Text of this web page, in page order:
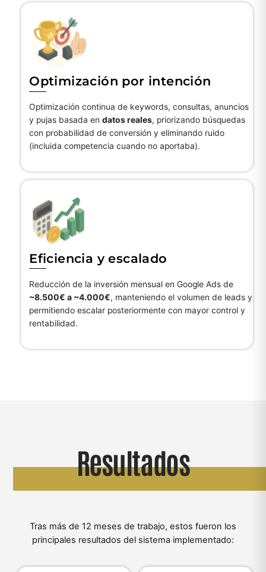
Icon
label
Optimización por intención
Optimización continua de keywords, consultas, anuncios
y pujas basada endatos reales, priorizando búsquedas
con probabilidad de conversión y eliminando ruido
(incluida competencia cuando no aportaba).
Icon
label
Eficiencia y escalado
Reducción de la inversión mensual en Google Ads de
~8.500€ a ~4.000€, manteniendo el volumen de leads y
permitiendo escalar posteriormente con mayor control y
rentabilidad.
Resultados
Tras más de 12 meses de trabajo, estos fueron los
principales resultados del sistema implementado: